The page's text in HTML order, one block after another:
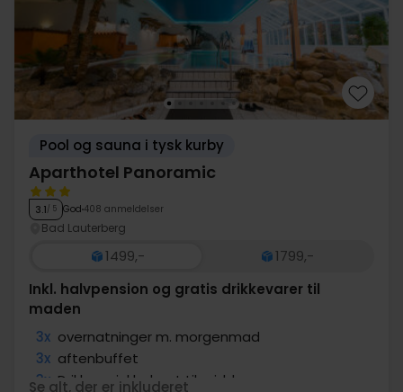
Pool og sauna i tysk kurby
Aparthotel Panoramic
3.1/ 5 God 408 anmeldelser
Bad Lauterberg
1499,-
1799,-
Inkl. halvpension og gratis drikkevarer til
maden
3x overnatninger m. morgenmad
3x aftenbuffet
3x Drikke er inkluderet til middagen
Se alt, der er inkluderet